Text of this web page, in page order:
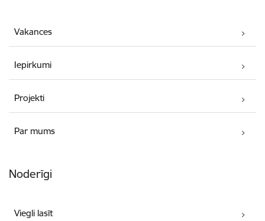
Vakances
Iepirkumi
Projekti
Par mums
Noderīgi
Viegli lasīt